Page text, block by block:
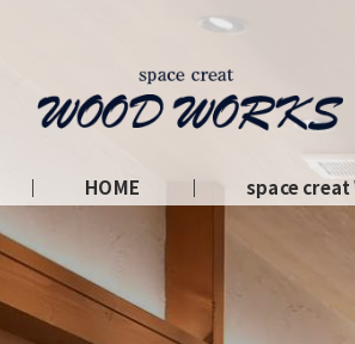
HOME space creat